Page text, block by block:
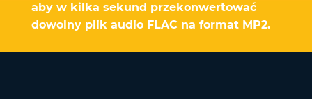
aby w kilka sekund przekonwertować
dowolny plik audio FLAC na format MP2.